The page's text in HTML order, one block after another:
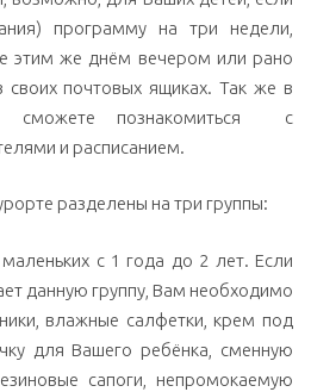
программу на три недели,
этим же днём вечером или рано
своих почтовых ящиках. Так же в
сможете познакомиться с
и расписанием.
разделены на три группы:
с 1 года до 2 лет. Если
данную группу, Вам необходимо
влажные салфетки, крем под
для Вашего ребёнка, сменную
сапоги, непромокаемую